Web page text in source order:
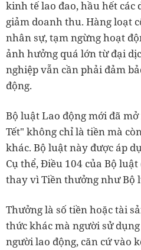
kinh tế lao đao, hầu hết các
giảm doanh thu. Hàng loạt
nhân sự, tạm ngừng hoạt
ảnh hưởng quá lớn từ đại
nghiệp vẫn cần phải đảm
động.
Bộ luật Lao động mới đã
Tết" không chỉ là tiền mà
khác. Bộ luật này được áp
Cụ thể, Điều 104 của Bộ
thay vì Tiền thưởng như Bộ
Thưởng là số tiền hoặc tài
thức khác mà người sử
người lao động, căn cứ vào